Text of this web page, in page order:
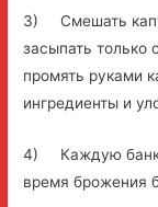
3) Смешать
засыпать только
промять руками
ингредиенты и
4) Каждую банку
время брожения